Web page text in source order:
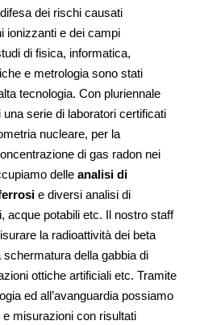
dei rischi causati
ionizzanti e dei campi
di fisica, informatica,
e metrologia sono stati
tecnologia. Con pluriennale
serie di laboratori certificati
nucleare, per la
di gas radon nei
delle analisi di
e diversi analisi di
acque potabili etc. Il nostro staff
la radioattività dei beta
della gabbia di
ottiche artificiali etc. Tramite
ed all’avanguardia possiamo
misurazioni con risultati